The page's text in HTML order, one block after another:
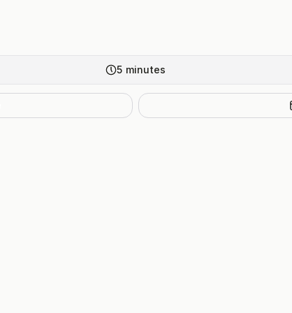
5 minutes